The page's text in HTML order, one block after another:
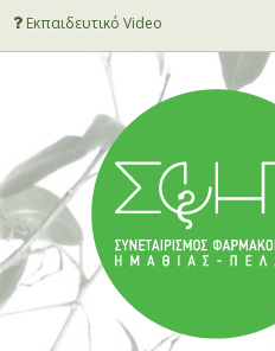
Εκπαιδευτικό Video